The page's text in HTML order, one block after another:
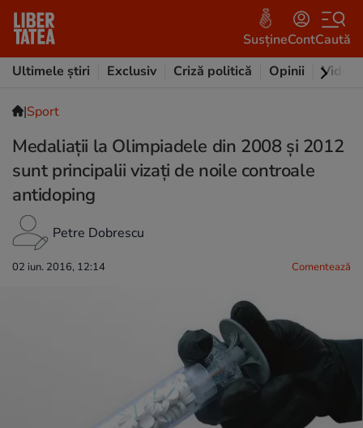
SusțineContCaută
Ultimele știri
Exclusiv Criză politică Opinii Video
|Sport
Medaliații la Olimpiadele din 2008 și 2012
sunt principalii vizați de noile controale
antidoping
Petre Dobrescu
02 iun. 2016, 12:14 Comentează